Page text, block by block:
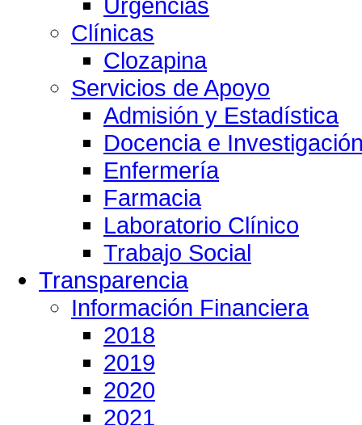
Clínicas
Clozapina
Servicios de Apoyo
Admisión y Estadística
Docencia e
Enfermería
Farmacia
Laboratorio Clínico
Trabajo Social
Transparencia
Información Financiera
2018
2019
2020
2021